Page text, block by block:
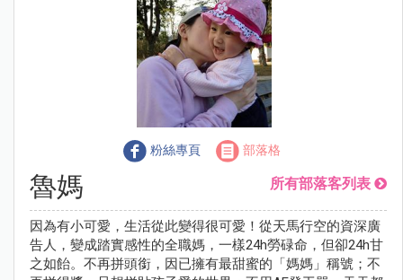
粉絲專頁 部落格
魯媽 所有部落客列表
因為有小可愛，生活從此變得很可愛！從天馬行空的資深廣
告人，變成踏實感性的全職媽，一樣24h勞碌命，但卻24h甘
之如飴。不再拼頭銜，因已擁有最甜蜜的「媽媽」稱號；不